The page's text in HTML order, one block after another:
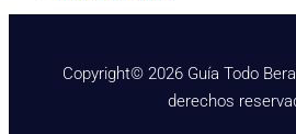
Copyright© 2026 Guía Todo
derechos